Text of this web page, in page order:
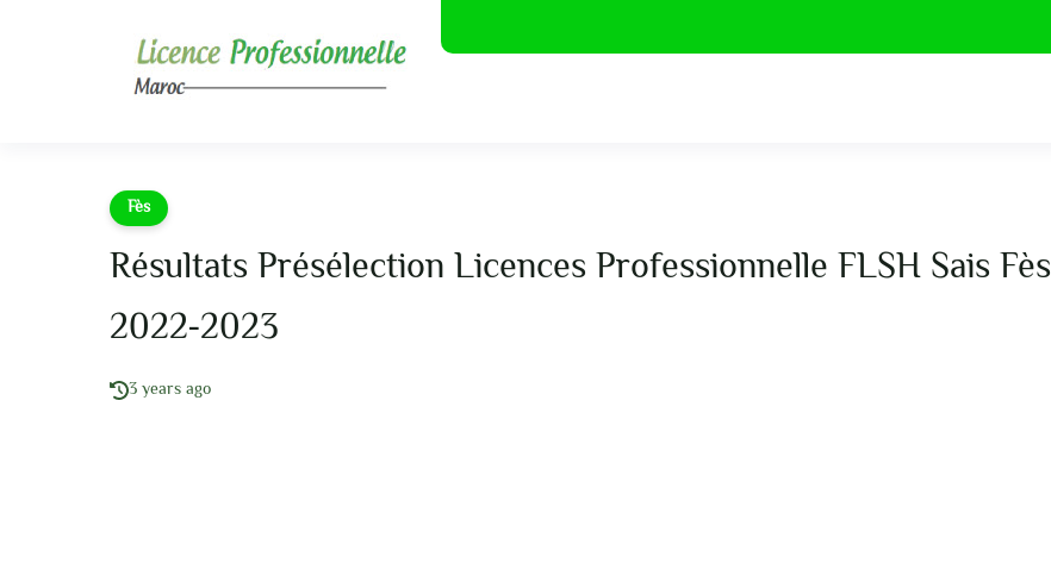
Fès
Résultats Présélection Licences Professionnelle FLSH Sais Fès
2022-2023
3 years ago